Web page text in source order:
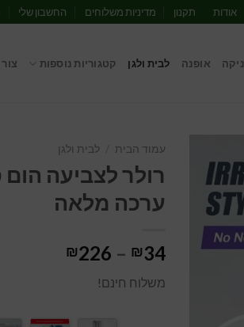
אודות תקנון מדיניות משלוחים החשבון שלי
אופנה לבית ולגן קטגוריות נוספות
עמוד הבית לבית ולגן
רולר לצביעה
ערכה מלאה
₪34
–
₪226
משלוח חינם!